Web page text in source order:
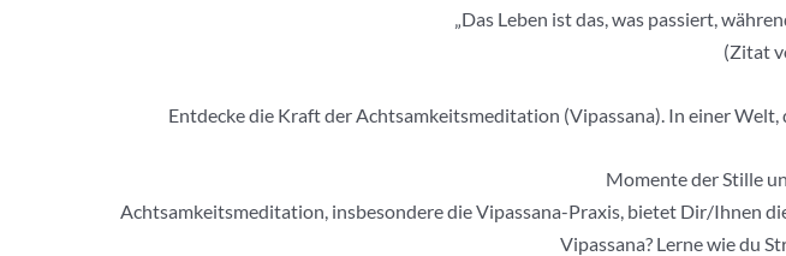
„Das Leben ist das, was passiert,
(Zitat
Entdecke die Kraft der Achtsamkeitsmeditation (Vipassana). In einer
Momente der Stille
Achtsamkeitsmeditation, insbesondere die Vipassana-Praxis, bietet Dir/Ihnen
Vipassana? Lerne wie du